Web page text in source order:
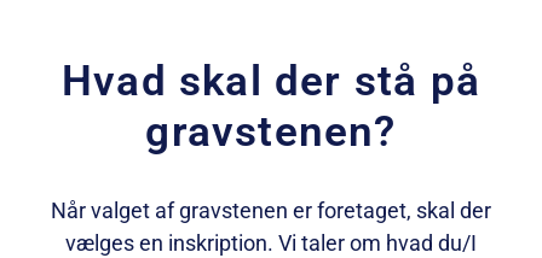
Hvad skal der stå på
gravstenen?
Når valget af gravstenen er foretaget, skal der
vælges en inskription. Vi taler om hvad du/I